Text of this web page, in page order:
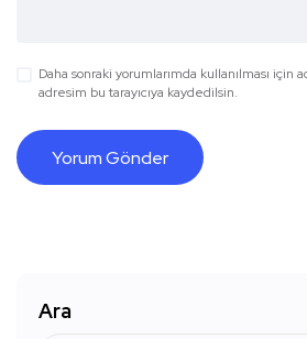
Daha sonraki yorumlarımda kullanılması için
adresim bu tarayıcıya kaydedilsin.
Ara